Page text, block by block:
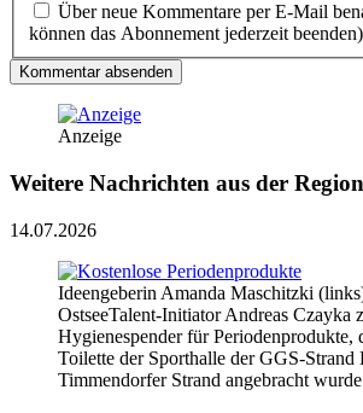
Über neue Kommentare per E-Mail
können das Abonnement jederzeit beenden)
Kommentar absenden
Anzeige
Weitere Nachrichten aus der Region
14.07.2026
Ideengeberin Amanda Maschitzki
OstseeTalent-Initiator Andreas Czayka
Hygienespender für Periodenprodukte,
Toilette der Sporthalle der GGS-Strand
Timmendorfer Strand angebracht